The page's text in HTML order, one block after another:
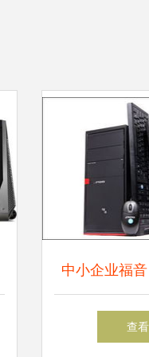
中小企业福
台式机与百
查